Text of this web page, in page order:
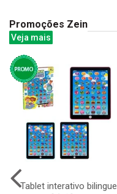
Promoções Zein
Veja mais
Tablet interativo bilingue